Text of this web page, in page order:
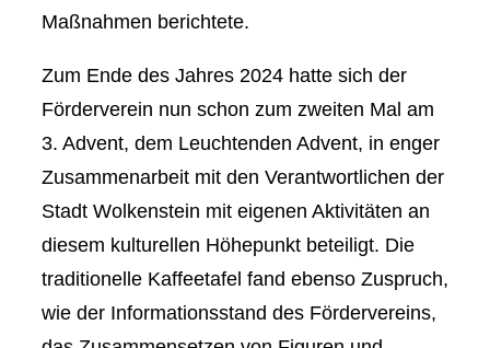
Maßnahmen berichtete.
Zum Ende des Jahres 2024 hatte sich der
Förderverein nun schon zum zweiten Mal am
3. Advent, dem Leuchtenden Advent, in enger
Zusammenarbeit mit den Verantwortlichen der
Stadt Wolkenstein mit eigenen Aktivitäten an
diesem kulturellen Höhepunkt beteiligt. Die
traditionelle Kaffeetafel fand ebenso Zuspruch,
wie der Informationsstand des Fördervereins,